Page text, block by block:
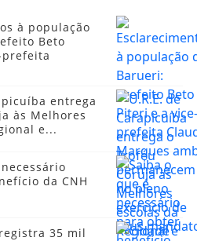
à população
Beto
entrega
às Melhores
e...
da CNH
35 mil